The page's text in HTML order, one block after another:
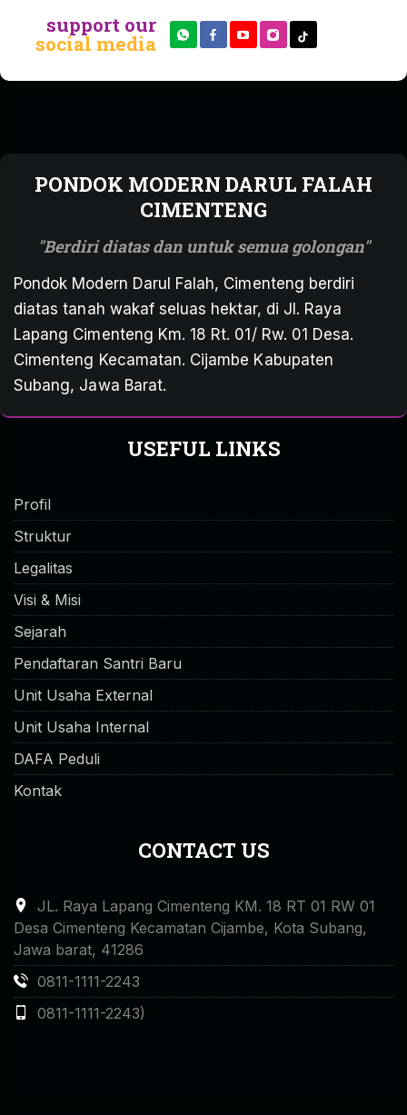
support our
social media
PONDOK MODERN DARUL FALAH
CIMENTENG
Berdiri diatas dan untuk semua golongan
Pondok Modern Darul Falah, Cimenteng berdiri
diatas tanah wakaf seluas hektar, di Jl. Raya
Lapang Cimenteng Km. 18 Rt. 01/ Rw. 01 Desa.
Cimenteng Kecamatan. Cijambe Kabupaten
Subang, Jawa Barat.
USEFUL LINKS
Profil
Struktur
Legalitas
Visi & Misi
Sejarah
Pendaftaran Santri Baru
Unit Usaha External
Unit Usaha Internal
DAFA Peduli
Kontak
CONTACT US
JL. Raya Lapang Cimenteng KM. 18 RT 01 RW 01
Desa Cimenteng Kecamatan Cijambe, Kota Subang,
Jawa barat, 41286
0811-1111-2243
0811-1111-2243)